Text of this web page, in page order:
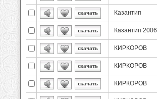
скачать Казантип
скачать Казантип 2006
скачать КИРКОРОВ
скачать КИРКОРОВ
скачать КИРКОРОВ